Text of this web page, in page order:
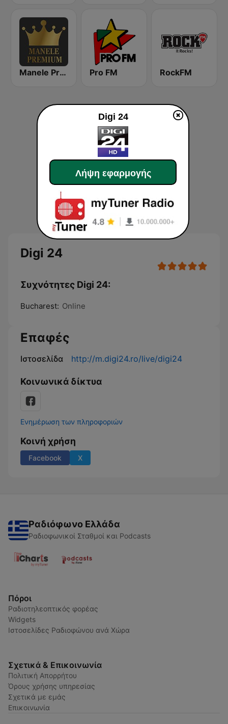
Manele Premium Pro FM RockFM
Digi 24
Συχνότητες Digi 24:
Bucharest: Online
Επαφές
Ιστοσελίδα http://m.digi24.ro/live/digi24
Κοινωνικά δίκτυα
Ενημέρωση των πληροφοριών
Κοινή χρήση
Facebook X
Ραδιόφωνο Ελλάδα
Ραδιοφωνικοί Σταθμοί και Podcasts
Πόροι
Ραδιοτηλεοπτικός φορέας
Widgets
Ιστοσελίδες Ραδιοφώνου ανά Χώρα
Σχετικά & Επικοινωνία
Πολιτική Απορρήτου
Όρους χρήσης υπηρεσίας
Σχετικά με εμάς
Επικοινωνία
Digi 24
Λήψη εφαρμογής